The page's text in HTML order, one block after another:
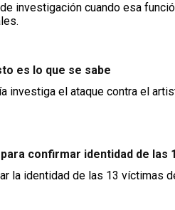
investigación cuando esa
es lo que se sabe
investiga el ataque contra el
confirmar identidad de las
la identidad de las 13 víctimas